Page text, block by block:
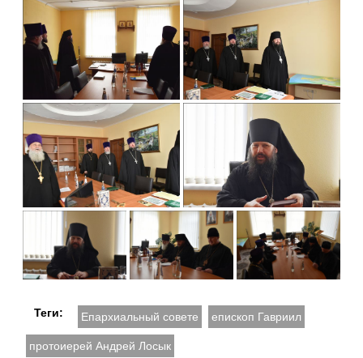
Теги: Епархиальный совете епископ Гавриил
протоиерей Андрей Лосык